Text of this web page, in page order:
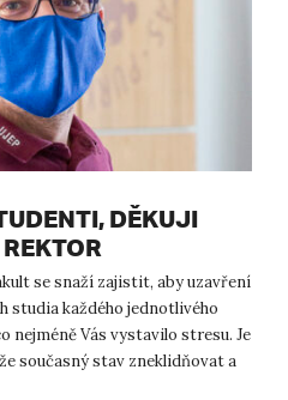
DĚKUJI
se snaží zajistit, aby uzavření
studia každého jednotlivého
nejméně Vás vystavilo stresu. Je
současný stav zneklidňovat a